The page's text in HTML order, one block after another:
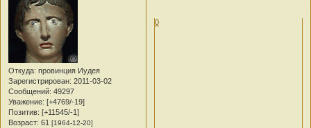
Откуда: провинция Иудея
Зарегистрирован: 2011-03-02
Сообщений: 49297
Уважение: [+4769/-19]
Позитив: [+11545/-1]
Возраст: 61 [1964-12-20]
0